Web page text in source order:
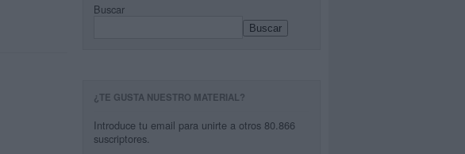
Buscar
Buscar
¿TE GUSTA NUESTRO MATERIAL?
Introduce tu email para unirte a otros 80.866
suscriptores.